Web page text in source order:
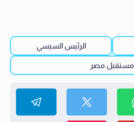
الرئيس السيسي
مستقبل مصر